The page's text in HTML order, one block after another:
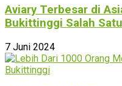
Aviary Terbesar di
Bukittinggi Salah
7 Juni 2024